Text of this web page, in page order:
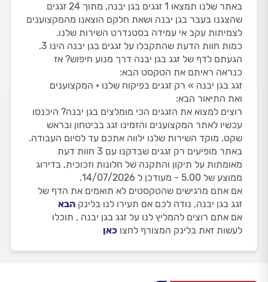
באתר שלנו תמצאו 1 זגגים בגן יבנה, מתוך 24 זגגים
שהצגנו בעבר בגן יבנה ושאת חלקם הוצאנו מהמקצוענים
לצמיתות עקב אי עמידה בסטנדרט השירות שלנו.
כמות חוות הדעת שהתקבלו על זגגים בגן יבנה הינו 3.
הגעתם לדף של זגג בגן יבנה דרך מנוע חיפוש? אז
כנראה ראיתם את הטקסט הבא:
זגג בגן יבנה » רק זגגים בפיקוח שלנו • המקצוענים
ואת התיאור הבא:
רוצים למצוא את הזגגים הכי מומלצים בגן יבנה? היכנסו
עכשיו לאתר המקצוענים והזמינו זגג בביטחון ובראש
שקט. מוקד השירות שלנו ילווה אתכם עד לסיום העבודה.
באתר מופיעים רק זגגים שבדקנו עם 3 חוות דעת
מאומתות על תיקון והתקנה של חלונות וזכוכית, בדירוג
ממוצע של 5.00 - מעודכן ל 14/07/2026.
אם אתם מרגישים שהטקסטים לא תואמים את הדף של
זגג בגן יבנה, נודה לכם אם תעירו לנו בלינק הבא
אם אתם רוצים להמליץ לנו על זגג בגן יבנה , תוכלו
לעשות זאת בלינק המצורף לחצו כאן